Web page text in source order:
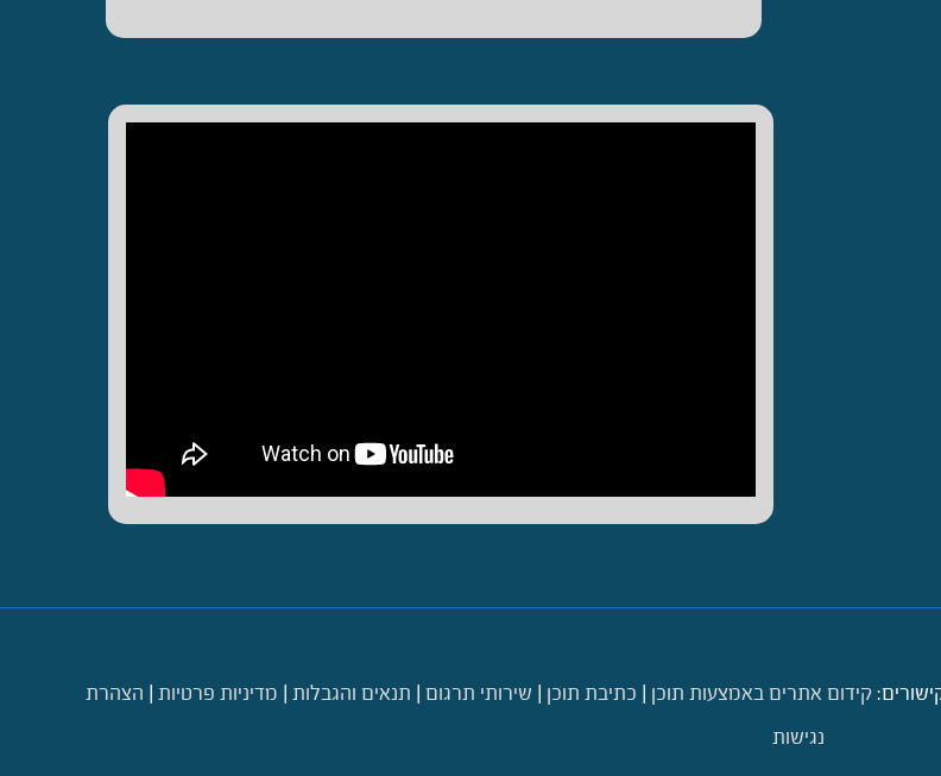
קידום אתרים באמצעות תוכן כתיבת תוכן שירותי תרגום תנאים והגבלות מדיניות פרטיות
הצהרת
נגישות